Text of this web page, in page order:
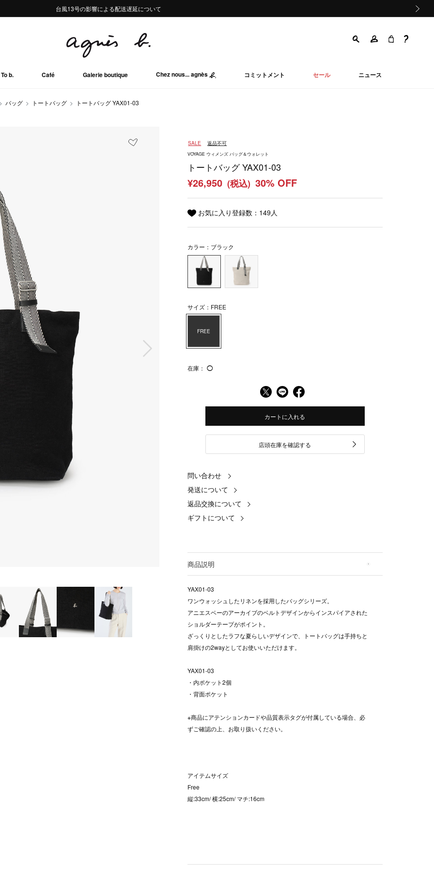
熊本地域地震の影響による配送遅延について
Summer Sale 2buy10%OFF!!
台風13号の影響による配送遅延について
熊本地域地震の影響による配送遅延について
Summer Sale 2buy10%OFF!!
To b. Café Galerie boutique Chez nous... agnès コミットメント セール ニュース
バッグ トートバッグ トートバッグ YAX01-03
SALE 返品不可
VOYAGE ウィメンズ バッグ＆ウォレット
トートバッグ YAX01-03
¥26,950 (税込) 30% OFF
お気に入り登録数： 149人
カラー：ブラック
サイズ：FREE
FREE
在庫： ◯
カートに入れる
店頭在庫を確認する
問い合わせ
発送について
返品交換について
ギフトについて
商品説明
YAX01-03
ワンウォッシュしたリネンを採用したバッグシリーズ。
アニエスベーのアーカイブのベルトデザインからインスパイアされた
ショルダーテープがポイント。
ざっくりとしたラフな夏らしいデザインで、トートバッグは手持ちと
肩掛けの2wayとしてお使いいただけます。
YAX01-03
・内ポケット2個
・背面ポケット
※商品にアテンションカードや品質表示タグが付属している場合、必
ずご確認の上、お取り扱いください。
アイテムサイズ
Free
縦:33cm/ 横:25cm/ マチ:16cm